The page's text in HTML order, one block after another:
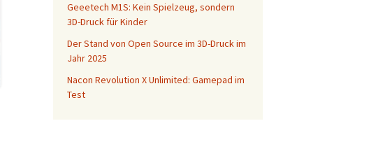
Geeetech M1S: Kein Spielzeug, sondern
3D-Druck für Kinder
Der Stand von Open Source im 3D-Druck im
Jahr 2025
Nacon Revolution X Unlimited: Gamepad im
Test